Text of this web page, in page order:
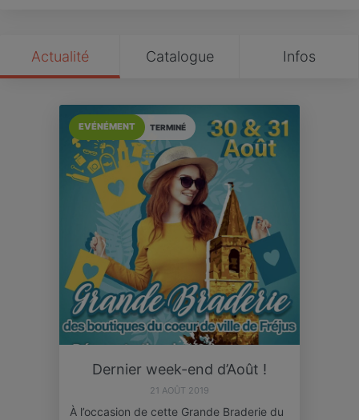
Actualité Catalogue Infos
TERMINÉ
EVÉNÉMENT
Dernier week-end d’Août !
21 AOÛT 2019
À l’occasion de cette Grande Braderie du